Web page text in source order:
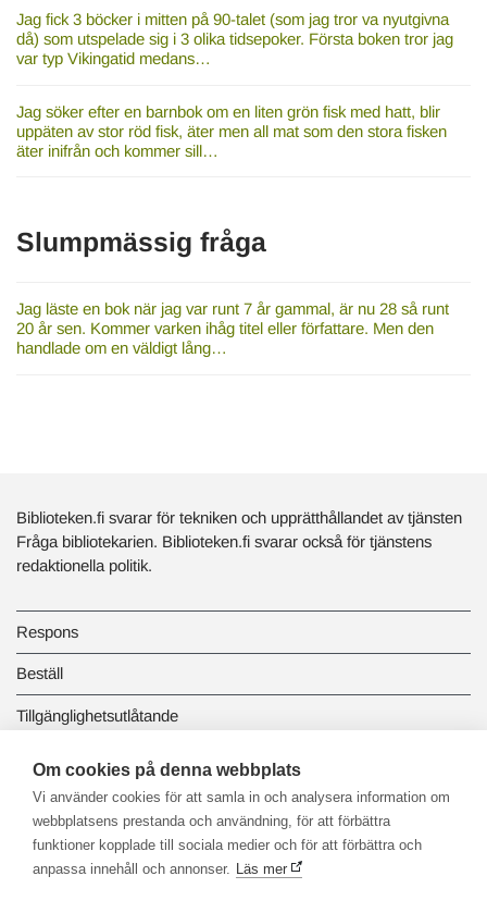
Jag fick 3 böcker i mitten på 90-talet (som jag tror va nyutgivna
då) som utspelade sig i 3 olika tidsepoker. Första boken tror jag
var typ Vikingatid medans…
Jag söker efter en barnbok om en liten grön fisk med hatt, blir
uppäten av stor röd fisk, äter men all mat som den stora fisken
äter inifrån och kommer sill…
Slumpmässig fråga
Jag läste en bok när jag var runt 7 år gammal, är nu 28 så runt
20 år sen. Kommer varken ihåg titel eller författare. Men den
handlade om en väldigt lång…
Biblioteken.fi svarar för tekniken och upprätthållandet av tjänsten
Fråga bibliotekarien. Biblioteken.fi svarar också för tjänstens
redaktionella politik.
Respons
Beställ
Tillgänglighetsutlåtande
Dataskydd och registerbeskrivningar
Länkbiblioteket
Om cookies på denna webbplats
Vi använder cookies för att samla in och analysera information om
webbplatsens prestanda och användning, för att förbättra
funktioner kopplade till sociala medier och för att förbättra och
anpassa innehåll och annonser. Läs mer